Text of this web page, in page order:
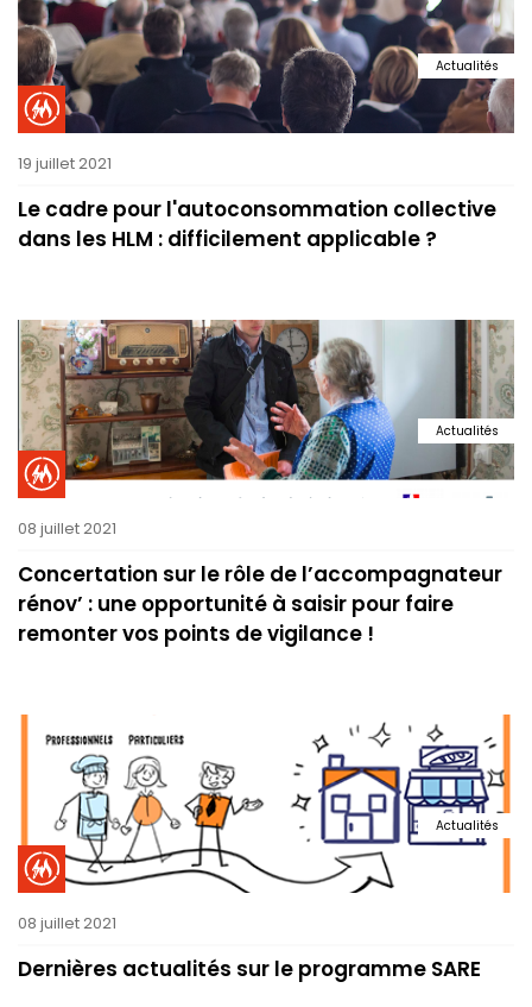
Actualités
19 juillet 2021
Le cadre pour l'autoconsommation collective
dans les HLM : difficilement applicable ?
Actualités
08 juillet 2021
Concertation sur le rôle de l’accompagnateur
rénov’ : une opportunité à saisir pour faire
remonter vos points de vigilance !
Actualités
08 juillet 2021
Dernières actualités sur le programme SARE